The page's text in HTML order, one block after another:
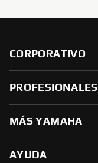
CORPORATIVO
PROFESIONALES
MÁS YAMAHA
AYUDA